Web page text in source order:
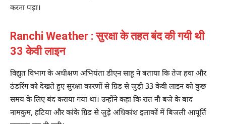
करना पड़ा।
Ranchi Weather : सुरक्षा के तहत बंद की गयी थी
33 केवी लाइन
विद्युत विभाग के अधीक्षण अभियंता डीएन साहू ने बताया कि तेज हवा और
ठंडरिंग को देखते हुए सुरक्षा कारणों से ग्रिड से जुड़ी 33 केवी लाइन को कुछ
समय के लिए बंद कराया गया था। उन्होंने कहा कि रात नौ बजे के बाद
नामकुम, हटिया और कांके ग्रिड से जुड़े अधिकांश इलाकों में बिजली आपूर्ति